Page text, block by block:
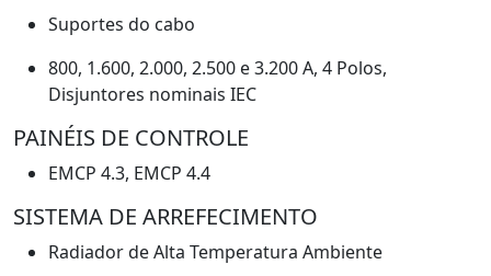
Suportes do cabo
800, 1.600, 2.000, 2.500 e 3.200 A, 4 Polos,
Disjuntores nominais IEC
PAINÉIS DE CONTROLE
EMCP 4.3, EMCP 4.4
SISTEMA DE ARREFECIMENTO
Radiador de Alta Temperatura Ambiente